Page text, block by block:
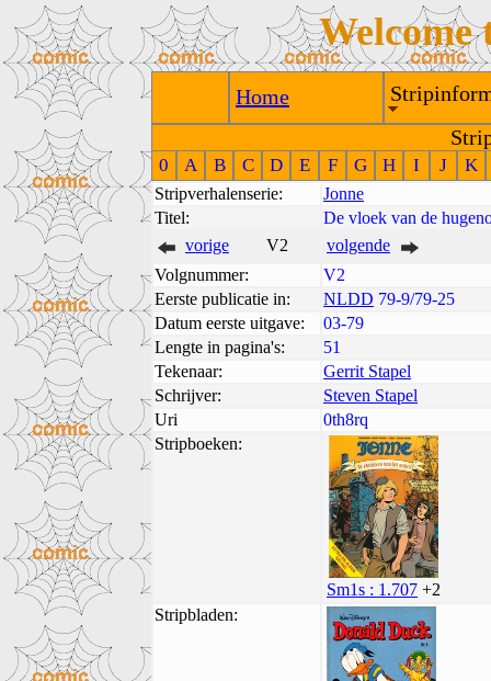
Welcome
Home
0 A B C D E F G H I J K
Stripverhalenserie:
Jonne
Titel:
De vloek van de
vorige
V2
volgende
Volgnummer:
V2
Eerste publicatie in:
NLDD 79-9/79-25
Datum eerste uitgave:
03-79
Lengte in pagina's:
51
Tekenaar:
Gerrit Stapel
Schrijver:
Steven Stapel
Uri
0th8rq
Stripboeken:
Sm1s : 1.707 +2
Stripbladen: